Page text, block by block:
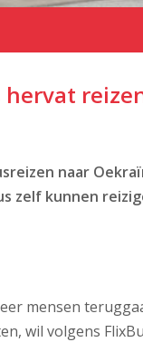
naar
zelf kunnen
mensen
wil volgens